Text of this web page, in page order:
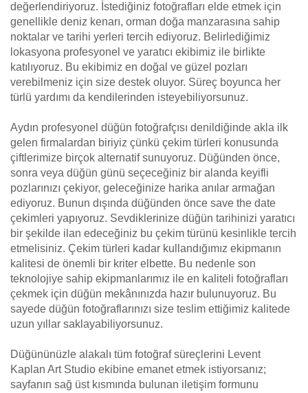
değerlendiriyoruz. İstediğiniz fotoğrafları elde etmek için
genellikle deniz kenarı, orman doğa manzarasına sahip
noktalar ve tarihi yerleri tercih ediyoruz. Belirlediğimiz
lokasyona profesyonel ve yaratıcı ekibimiz ile birlikte
katılıyoruz. Bu ekibimiz en doğal ve güzel pozları
verebilmeniz için size destek oluyor. Süreç boyunca her
türlü yardımı da kendilerinden isteyebiliyorsunuz.
Aydın profesyonel düğün fotoğrafçısı denildiğinde akla ilk
gelen firmalardan biriyiz çünkü çekim türleri konusunda
çiftlerimize birçok alternatif sunuyoruz. Düğünden önce,
sonra veya düğün günü seçeceğiniz bir alanda keyifli
pozlarınızı çekiyor, geleceğinize harika anılar armağan
ediyoruz. Bunun dışında düğünden önce save the date
çekimleri yapıyoruz. Sevdiklerinize düğün tarihinizi yaratıcı
bir şekilde ilan edeceğiniz bu çekim türünü kesinlikle tercih
etmelisiniz. Çekim türleri kadar kullandığımız ekipmanın
kalitesi de önemli bir kriter elbette. Bu nedenle son
teknolojiye sahip ekipmanlarımız ile en kaliteli fotoğrafları
çekmek için düğün mekânınızda hazır bulunuyoruz. Bu
sayede düğün fotoğraflarınızı size teslim ettiğimiz kalitede
uzun yıllar saklayabiliyorsunuz.
Düğününüzle alakalı tüm fotoğraf süreçlerini Levent
Kaplan Art Studio ekibine emanet etmek istiyorsanız;
sayfanın sağ üst kısmında bulunan iletişim formunu